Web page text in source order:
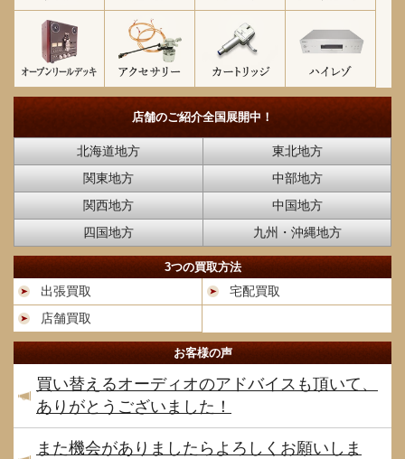
店舗のご紹介全国展開中！
北海道地方
東北地方
関東地方
中部地方
関西地方
中国地方
四国地方
九州・沖縄地方
3つの買取方法
出張買取
宅配買取
店舗買取
お客様の声
買い替えるオーディオのアドバイスも頂いて、
ありがとうございました！
また機会がありましたらよろしくお願いしま